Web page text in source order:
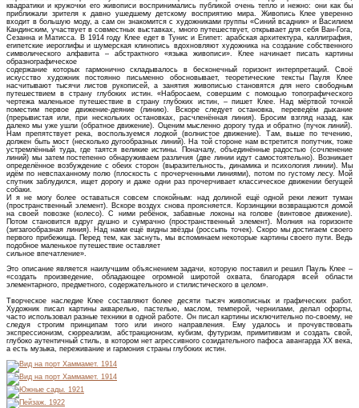
квадратики и кружочки его живописи воспринимались публикой очень тепло и нежно: они как бы
приближали зрителя к давно ушедшему детскому восприятию мира. Живопись Клее уверенно
входит в большую моду, а сам он знакомится с художниками группы «Синий всадник» и Василием
Кандинским, участвует в совместных выставках, много путешествует, открывает для себя Ван-Гога,
Сезанна и Матисса. В 1914 году Клее едет в Тунис и Египет: арабская архитектура, каллиграфия,
египетские иероглифы и шумерская клинопись вдохновляют художника на создание собственного
символического алфавита – абстрактного «языка живописи». Клее начинает писать картины
образнографическое
содержание которых гармонично складывалось в бесконечный горизонт интерпретаций. Своё
искусство художник постоянно письменно обосновывает, теоретические тексты Пауля Клее
насчитывают тысячи листов рукописей, а занятия живописью становятся для него свободным
путешествием в страну глубоких истин. «Набросаем, совершим с помощью топографического
чертежа маленькое путешествие в страну глубоких истин, – пишет Клее. Над мёртвой точкой
поместим первое движение-деяние (линию). Вскоре следует остановка, переведём дыхание
(прерывистая или, при нескольких остановках, расчленённая линия). Бросим взгляд назад, как
далеко мы уже ушли (обратное движение). Оценим мысленно дорогу туда и обратно (пучок линий).
Нам препятствует река, воспользуемся лодкой (волнистое движение). Там, выше по течению,
должен быть мост (несколько дугообразных линий). На той стороне нам встретится попутчик, тоже
устремлённый туда, где таятся великие истины. Поначалу, объединённые радостью (сочленение
линий) мы затем постепенно обнаруживаем различия (две линии идут самостоятельно). Возникает
определённое возбуждение с обеих сторон (выразительность, динамика и психология линии). Мы
идём по невспаханному полю (плоскость с прочерченными линиями), потом по густому лесу. Мой
спутник заблудился, ищет дорогу и даже одни раз прочерчивает классическое движении бегущей
собаки.
И я не могу более оставаться совсем спокойным: над долиной ещё одной реки лежит туман
(пространственный элемент). Вскоре воздух снова проясняется. Корзинщики возвращаются домой
на своей повозке (колесо). С ними ребёнок, забавные локоны на голове (винтовое движение).
Потом становится вдруг душно и сумрачно (пространственный элемент). Молния на горизонте
(зигзагообразная линия). Над нами ещё видны звёзды (россыпь точек). Скоро мы достигаем своего
первого прибежища. Перед тем, как заснуть, мы вспоминаем некоторые картины своего пути. Ведь
подобное маленькое путешествие оставляет
сильное впечатление».
Это описание является наилучшим объяснением задачи, которую поставил и решил Пауль Клее –
«создать произведение, обладающее огромной широтой охвата, благодаря всей области
элементарного, предметного, содержательного и стилистического в целом».
Творческое наследие Клее составляют более десяти тысяч живописных и графических работ.
Художник писал картины акварелью, пастелью, маслом, темперой, чернилами, делал офорты,
часто использовал разные техники в одной работе. Он писал картины исключительно по-своему, не
следуя строгим принципам того или иного направления. Ему удалось и прочувствовать
экспрессионизм, сюрреализм, абстракционизм, кубизм, футуризм, примитивизм и создать свой,
глубоко аутентичный стиль, в котором нет агрессивного созидательного пафоса авангарда XX века,
а есть музыка, переживание и гармония страны глубоких истин.